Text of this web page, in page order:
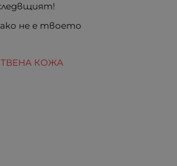
не е твоето
КОЖА